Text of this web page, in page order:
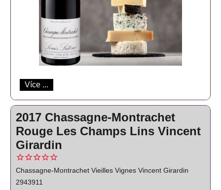
Více ...
2017 Chassagne-Montrachet
Rouge Les Champs Lins Vincent
Girardin
Chassagne-Montrachet Vieilles Vignes Vincent Girardin
2943911